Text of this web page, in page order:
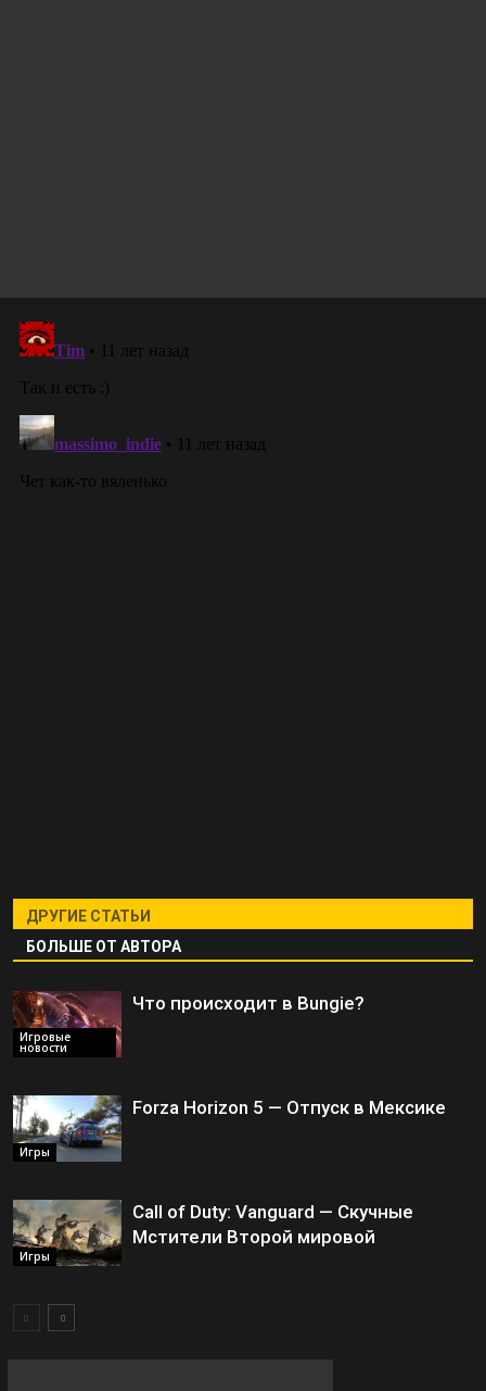
ДРУГИЕ СТАТЬИ
БОЛЬШЕ ОТ АВТОРА
Игровые
новости
Что происходит в Bungie?
Игры
Forza Horizon 5 — Отпуск в Мексике
Игры
Call of Duty: Vanguard — Скучные
Мстители Второй мировой